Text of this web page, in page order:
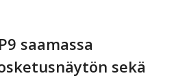
saamassa
sekä